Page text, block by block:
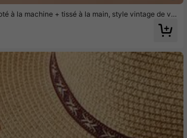
à la machine + tissé à la main, style vintage de va